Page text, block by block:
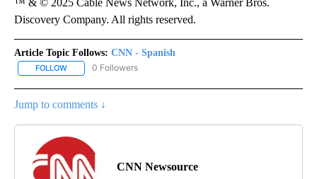
™ & © 2025 Cable News Network, Inc., a Warner Bros.
Discovery Company. All rights reserved.
Article Topic Follows: CNN - Spanish
FOLLOW FOLLOW "CNN - SPANISH" TO RECEIVE NOTIFICATIONS ABOUT
0 Followers
Jump to comments ↓
CNN Newsource